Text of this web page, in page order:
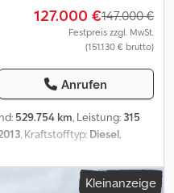
127.000 €147.000 €
Festpreis zzgl. MwSt.
(151.130 € brutto)
Anrufen
529.754 km, Leistung: 315
, Kraftstofftyp: Diesel,
Euro6, Farbe:Weiß,
ABS, Kleinanzeige